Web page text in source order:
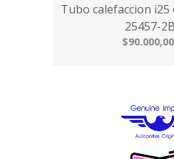
Tubo calefaccion i25
25457-